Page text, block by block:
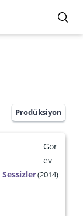
Prodüksiyon
Gör
ev
Sessizler 2014